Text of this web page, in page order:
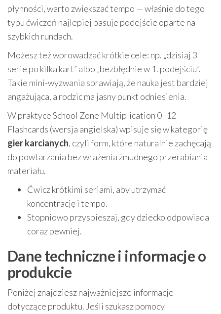
płynności, warto zwiększać tempo — właśnie do tego
typu ćwiczeń najlepiej pasuje podejście oparte na
szybkich rundach.
Możesz też wprowadzać krótkie cele: np. „dzisiaj 3
serie po kilka kart” albo „bezbłędnie w 1. podejściu”.
Takie mini-wyzwania sprawiają, że nauka jest bardziej
angażująca, a rodzic ma jasny punkt odniesienia.
W praktyce School Zone Multiplication 0 -12
Flashcards (wersja angielska) wpisuje się w kategorię
gier karcianych, czyli form, które naturalnie zachęcają
do powtarzania bez wrażenia żmudnego przerabiania
materiału.
Ćwicz krótkimi seriami, aby utrzymać
koncentrację i tempo.
Stopniowo przyspieszaj, gdy dziecko odpowiada
coraz pewniej.
Dane techniczne i informacje o
produkcie
Poniżej znajdziesz najważniejsze informacje
dotyczące produktu. Jeśli szukasz pomocy